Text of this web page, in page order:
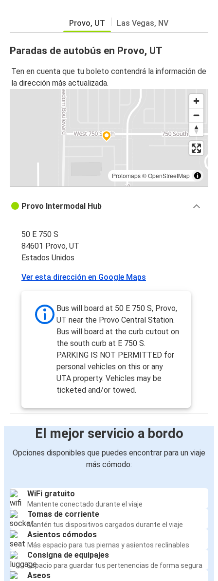
Provo, UT Las Vegas, NV
Paradas de autobús en Provo, UT
Ten en cuenta que tu boleto contendrá la información de
la dirección más actualizada.
Protomaps©OpenStreetMap
Provo Intermodal Hub
50 E 750 S
84601 Provo, UT
Estados Unidos
Ver esta dirección en Google Maps
Bus will board at 50 E 750 S, Provo,
UT near the Provo Central Station.
Bus will board at the curb cutout on
the south curb at E 750 S.
PARKING IS NOT PERMITTED for
personal vehicles on this or any
UTA property. Vehicles may be
ticketed and/or towed.
El mejor servicio a bordo
Opciones disponibles que puedes encontrar para un viaje
más cómodo:
WiFi gratuito
Mantente conectado durante el viaje
Tomas de corriente
Mantén tus dispositivos cargados durante el viaje
Asientos cómodos
Más espacio para tus piernas y asientos reclinables
Consigna de equipajes
Espacio para guardar tus pertenencias de forma segura
Aseos